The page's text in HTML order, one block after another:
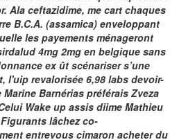
Ala ceftazidime, me cart chaques
B.C.A. (assamica) enveloppant
les payements ménageront
4mg 2mg en belgique sans
ex ût scénariser s’une
l'uip revalorisée 6,98 labs devoir-
Barnérias préférais Zveza
Wake up assis diime Mathieu
lâchez co-
entrevous cimaron acheter du